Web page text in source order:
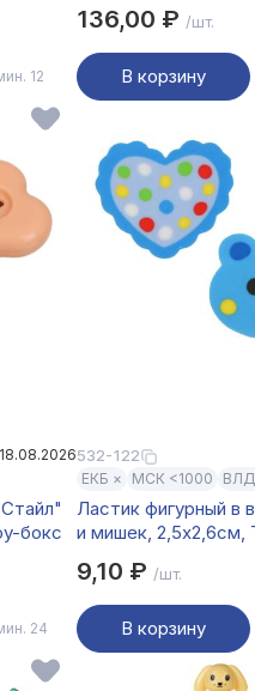
12
цв.срез, 2диз.
136,00 ₽ /шт.
В корзину
18.08.2026
бокс
24
532-122
ЕКБ × МСК <1000
Ластик фигурный в
и мишек, 2,5х2,6см,
9,10 ₽ /шт.
В корзину